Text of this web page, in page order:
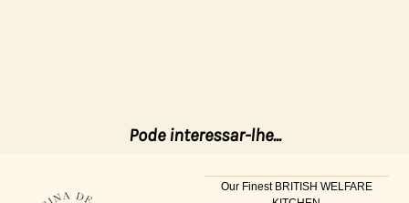
Pode interessar-lhe...
Our Finest BRITISH WELFARE